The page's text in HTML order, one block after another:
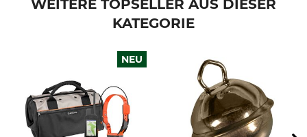
WEITERE TOPSELLER AUS DIESER
KATEGORIE
NEU